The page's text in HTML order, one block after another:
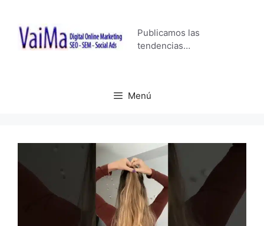
contenido
Publicamos las
tendencias…
Menú